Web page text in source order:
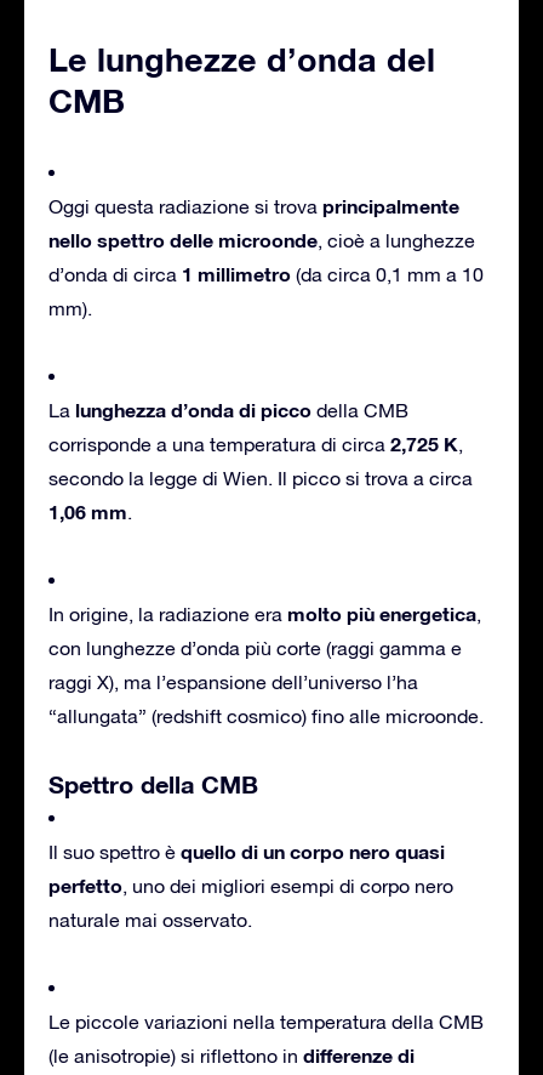
Le lunghezze d’onda del
CMB
Oggi questa radiazione si trova principalmente
nello spettro delle microonde, cioè a lunghezze
d’onda di circa 1 millimetro (da circa 0,1 mm a 10
mm).
La lunghezza d’onda di picco della CMB
corrisponde a una temperatura di circa 2,725 K,
secondo la legge di Wien. Il picco si trova a circa
1,06 mm.
In origine, la radiazione era molto più energetica,
con lunghezze d’onda più corte (raggi gamma e
raggi X), ma l’espansione dell’universo l’ha
“allungata” (redshift cosmico) fino alle microonde.
Spettro della CMB
Il suo spettro è quello di un corpo nero quasi
perfetto, uno dei migliori esempi di corpo nero
naturale mai osservato.
Le piccole variazioni nella temperatura della CMB
(le anisotropie) si riflettono in differenze di